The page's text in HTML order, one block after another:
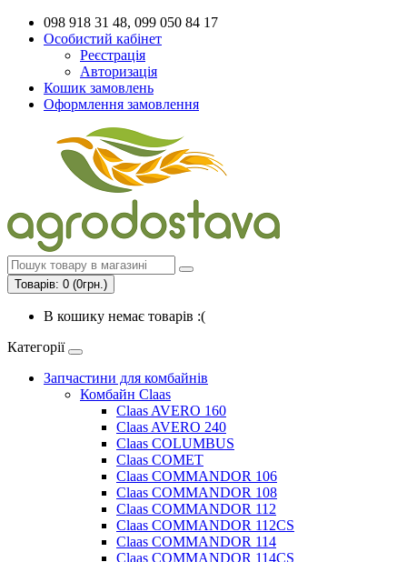
098 918 31 48, 099 050 84 17
Особистий кабінет
Реєстрація
Авторизація
Кошик замовлень
Оформлення замовлення
Товарів: 0 (0грн.)
В кошику немає товарів :(
Категорії
Запчастини для комбайнів
Комбайн Claas
Claas AVERO 160
Claas AVERO 240
Claas COLUMBUS
Claas COMET
Claas COMMANDOR 106
Claas COMMANDOR 108
Claas COMMANDOR 112
Claas COMMANDOR 112CS
Claas COMMANDOR 114
Claas COMMANDOR 114CS